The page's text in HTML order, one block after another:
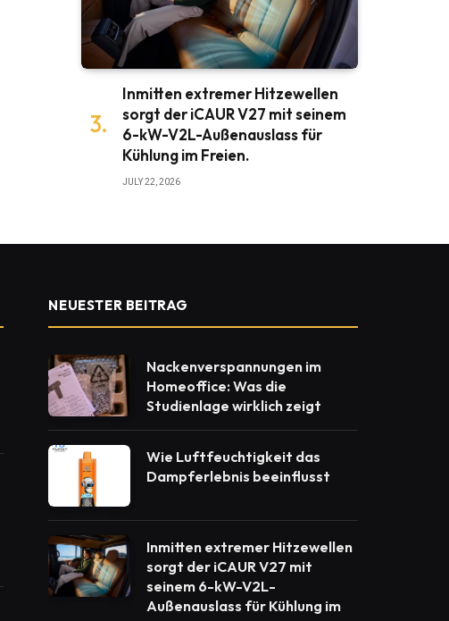
Inmitten extremer Hitzewellen
sorgt der iCAUR V27 mit seinem
6-kW-V2L-Außenauslass für
Kühlung im Freien.
JULY 22, 2026
NEUESTER BEITRAG
Nackenverspannungen im
Homeoffice: Was die
Studienlage wirklich zeigt
Wie Luftfeuchtigkeit das
Dampferlebnis beeinflusst
Inmitten extremer Hitzewellen
sorgt der iCAUR V27 mit
seinem 6-kW-V2L-
Außenauslass für Kühlung im